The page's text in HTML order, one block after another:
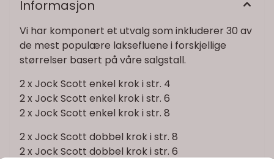
Informasjon
Vi har komponert et utvalg som inkluderer 30 av
de mest populære laksefluene i forskjellige
størrelser basert på våre salgstall.
2 x Jock Scott enkel krok i str. 4
2 x Jock Scott enkel krok i str. 6
2 x Jock Scott enkel krok i str. 8
2 x Jock Scott dobbel krok i str. 8
2 x Jock Scott dobbel krok i str. 6